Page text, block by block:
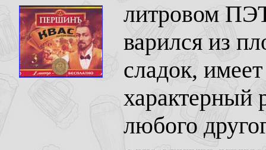
литровом
варился из
сладок,
характерный
любого